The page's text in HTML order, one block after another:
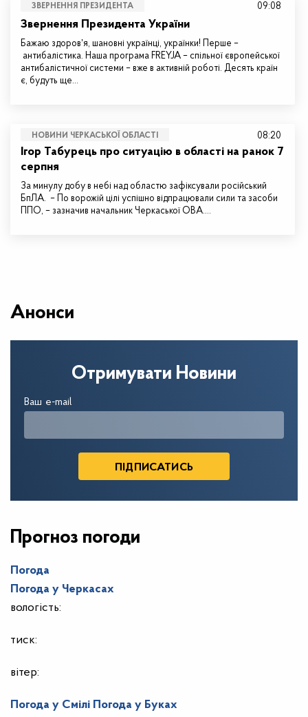
ЗВЕРНЕННЯ ПРЕЗИДЕНТА
Звернення Президента України
Бажаю здоровʼя, шановні українці, українки! Перше –
антибалістика. Наша програма FREYJA – спільної європейської
антибалістичної системи – вже в активній роботі. Десять країн
є, будуть ще…
09:08
НОВИНИ ЧЕРКАСЬКОЇ ОБЛАСТІ
Ігор Табурець про ситуацію в області на ранок 7
серпня
За минулу добу в небі над областю зафіксували російський
БпЛА. – По ворожій цілі успішно відпрацювали сили та засоби
ППО, – зазначив начальник Черкаської ОВА.…
08:20
Анонси
Отримувати Новини
Ваш e-mail
Прогноз погоди
Погода
Погода у Черкасах
вологість:
тиск:
вітер:
Погода у Смілі Погода у Буках